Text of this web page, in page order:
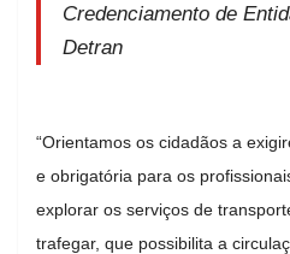
Credenciamento de
Detran
“Orientamos os cidadãos a
e obrigatória para os
explorar os serviços de
trafegar, que possibilita a